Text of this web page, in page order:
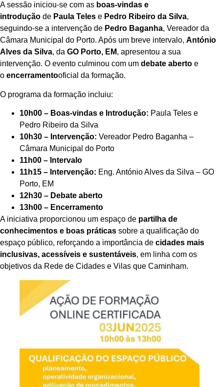
A sessão iniciou-se com as boas-vindas e
introdução de Paula Teles e Pedro Ribeiro da Silva,
seguindo-se a intervenção de Pedro Baganha, Vereador da
Câmara Municipal do Porto. Após um breve intervalo, António
Alves da Silva, da GO Porto, EM, apresentou a sua
intervenção. O evento culminou com um debate aberto e
o encerramentooficial da formação.
O programa da formação incluiu:
10h00 – Boas-vindas e Introdução: Paula Teles e
Pedro Ribeiro da Silva
10h30 – Intervenção: Vereador Pedro Baganha –
Câmara Municipal do Porto
11h00 – Intervalo
11h15 – Intervenção: Eng. António Alves da Silva – GO
Porto, EM
12h30 – Debate aberto
13h00 – Encerramento
A iniciativa proporcionou um espaço de partilha de
conhecimentos e boas práticas sobre a qualificação do
espaço público, reforçando a importância de cidades mais
inclusivas, acessíveis e sustentáveis, em linha com os
objetivos da Rede de Cidades e Vilas que Caminham.